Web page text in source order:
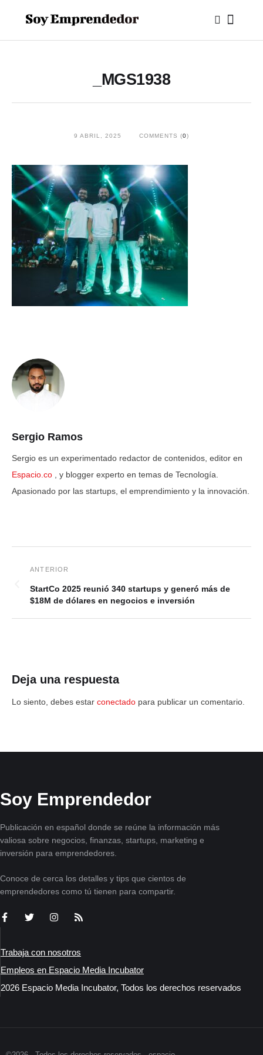
_MGS1938
9 ABRIL, 2025 COMMENTS (0)
Sergio Ramos
Sergio es un experimentado redactor de contenidos, editor en
Espacio.co
, y blogger experto en temas de Tecnología.
Apasionado por las startups, el emprendimiento y la innovación.
StartCo 2025 reunió 340 startups y generó más de
$18M de dólares en negocios e inversión
Deja una respuesta
Lo siento, debes estar conectado para publicar un comentario.
Soy Emprendedor
Publicación en español donde se reúne la información más
valiosa sobre negocios, finanzas, startups, marketing e
inversión para emprendedores.
Conoce de cerca los detalles y tips que cientos de
emprendedores como tú tienen para compartir.
Trabaja con nosotros
Empleos en Espacio Media Incubator
2026 Espacio Media Incubator, Todos los derechos reservados